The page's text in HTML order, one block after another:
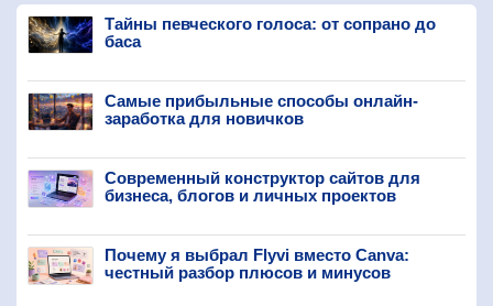
Тайны певческого голоса: от сопрано до
баса
Самые прибыльные способы онлайн-
заработка для новичков
Современный конструктор сайтов для
бизнеса, блогов и личных проектов
Почему я выбрал Flyvi вместо Canva:
честный разбор плюсов и минусов